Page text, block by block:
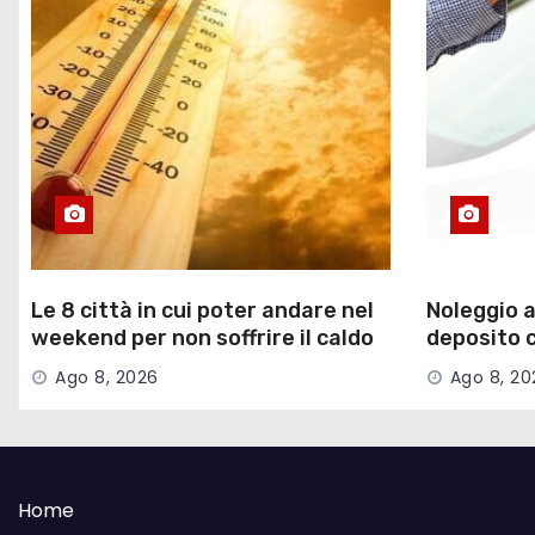
Le 8 città in cui poter andare nel
weekend per non soffrire il caldo
Ago 8, 2026
Noleggio
deposito
di credito
Ago 8,
Home